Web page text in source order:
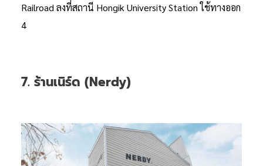
Railroad ลงที่สถานี Hongik University Station ใช้ทางออก
4
7. ร้านเนิร์ด (Nerdy)